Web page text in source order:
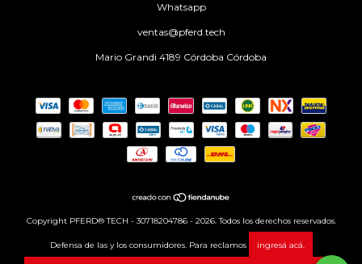
Whatsapp
ventas@pferd.tech
Mario Grandi 4189 Córdoba Córdoba
Copyright PFERD® TECH - 30718204786 - 2026. Todos los derechos reservados.
Defensa de las y los consumidores. Para reclamos ingresá acá.